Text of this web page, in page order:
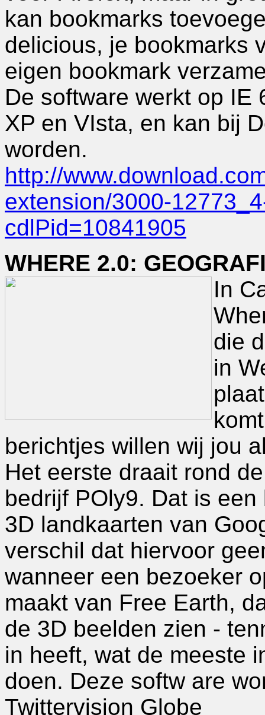
kan bookmarks
delicious, je bookmarks
eigen bookmark
De software werkt op IE
XP en VIsta, en kan bij
worden.
http://
extension/3000-
cdlPid=10841905
WHERE 2.0:
In
die
in
berichtjes willen wij jou
Het eerste draait rond
bedrijf POly9. Dat is
3D landkaarten van
verschil dat hiervoor
wanneer een bezoeker
maakt van Free Earth,
de 3D beelden zien -
in heeft, wat de meeste
doen. Deze softw are
Twittervision Globe